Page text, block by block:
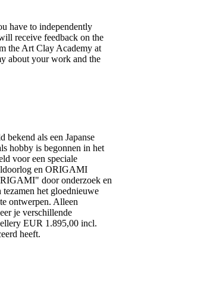
have to independently
receive feedback on the
the Art Clay Academy at
about your work and the
als een Japanse
hobby is begonnen in het
voor een speciale
en ORIGAMI
door onderzoek en
het gloednieuwe
ontwerpen. Alleen
je verschillende
EUR 1.895,00 incl.
heeft.